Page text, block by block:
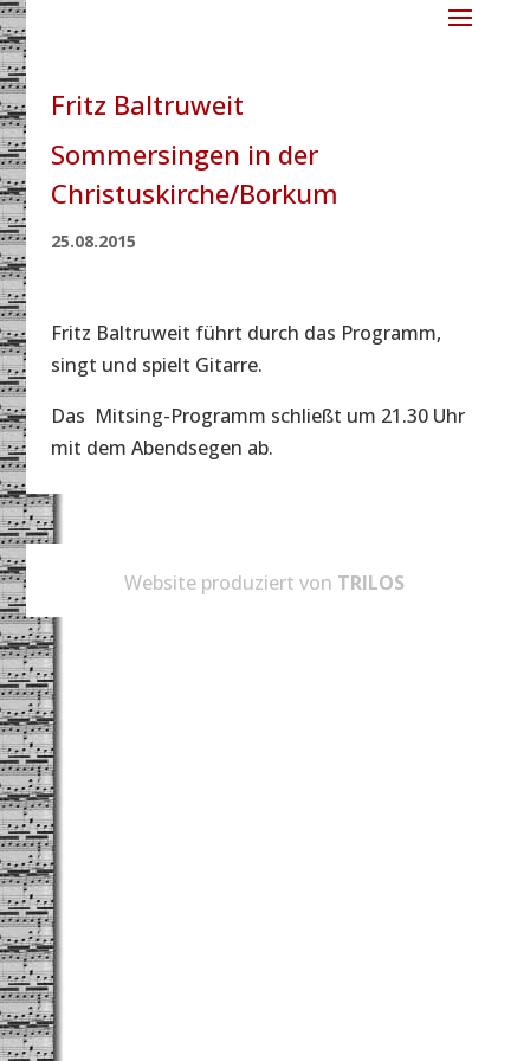
Fritz Baltruweit
Sommersingen in der
Christuskirche/Borkum
25.08.2015
Fritz Baltruweit führt durch das Programm,
singt und spielt Gitarre.
Das Mitsing-Programm schließt um 21.30 Uhr
mit dem Abendsegen ab.
Website produziert von TRILOS